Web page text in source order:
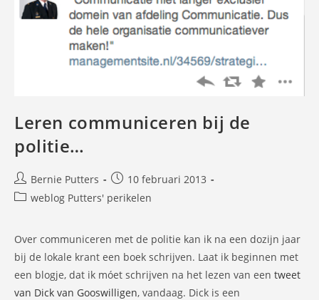
Leren communiceren bij de
politie…
Bericht
auteur:
Bernie Putters
Bericht
gepubliceerd
10 februari 2013
Berichtcategorie:
weblog Putters' perikelen
Over communiceren met de politie kan ik na een dozijn jaar
bij de lokale krant een boek schrijven. Laat ik beginnen met
een blogje, dat ik móet schrijven na het lezen van een tweet
van Dick van Gooswilligen, vandaag. Dick is een